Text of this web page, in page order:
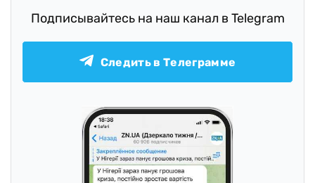
Подписывайтесь на наш канал в Telegram
Следить в Телеграмме